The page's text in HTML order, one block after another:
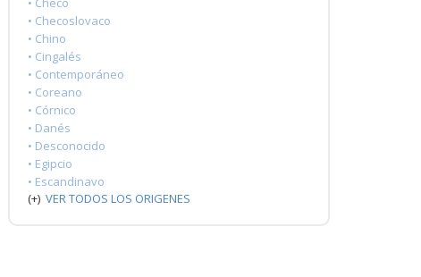
• Checoslovaco
• Chino
• Cingalés
• Contemporáneo
• Coreano
• Córnico
• Danés
• Desconocido
• Egipcio
• Escandinavo
(+) VER TODOS LOS ORIGENES